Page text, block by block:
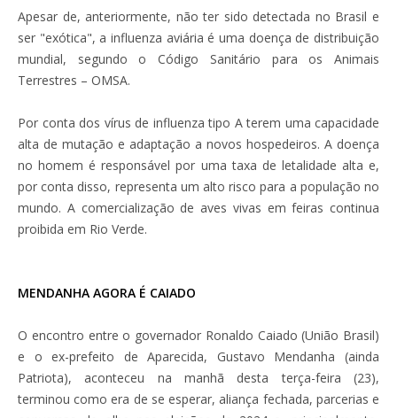
Apesar de, anteriormente, não ter sido detectada no Brasil e
ser "exótica", a influenza aviária é uma doença de distribuição
mundial, segundo o Código Sanitário para os Animais
Terrestres – OMSA.
Por conta dos vírus de influenza tipo A terem uma capacidade
alta de mutação e adaptação a novos hospedeiros. A doença
no homem é responsável por uma taxa de letalidade alta e,
por conta disso, representa um alto risco para a população no
mundo. A comercialização de aves vivas em feiras continua
proibida em Rio Verde.
MENDANHA AGORA É CAIADO
O encontro entre o governador Ronaldo Caiado (União Brasil)
e o ex-prefeito de Aparecida, Gustavo Mendanha (ainda
Patriota), aconteceu na manhã desta terça-feira (23),
terminou como era de se esperar, aliança fechada, parcerias e